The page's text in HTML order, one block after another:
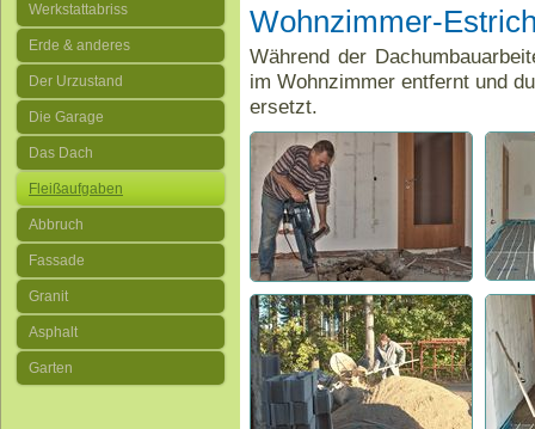
Werkstattabriss
Erde & anderes
Der Urzustand
Die Garage
Das Dach
Fleißaufgaben
Abbruch
Fassade
Granit
Asphalt
Garten
Wohnzimmer-
Während der
im Wohnzimmer entfernt und
ersetzt.